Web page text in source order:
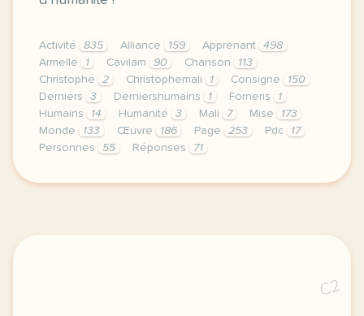
Activité 835 Alliance 159 Apprenant
498
Armelle
1 Cavilam 90 Chanson
113
Christophe
2 Christophemali 1 Consigne
150
Derniers
3 Derniershumains 1 Forneris
1
Humains
14 Humanité 3 Mali 7 Mise
173
Monde
133 Œuvre 186 Page 253 Pdc
17
Personnes
55 Réponses 71
le respect de votre vie privee est une priorite
C2